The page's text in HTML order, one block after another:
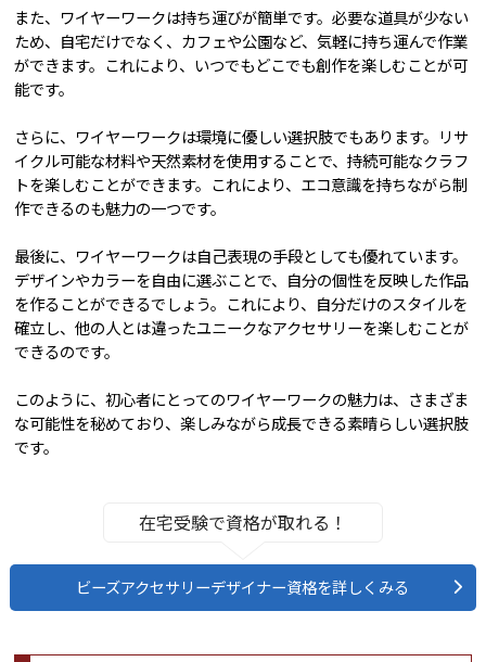
また、ワイヤーワークは持ち運びが簡単です。必要な道具が少ない
ため、自宅だけでなく、カフェや公園など、気軽に持ち運んで作業
ができます。これにより、いつでもどこでも創作を楽しむことが可
能です。
さらに、ワイヤーワークは環境に優しい選択肢でもあります。リサ
イクル可能な材料や天然素材を使用することで、持続可能なクラフ
トを楽しむことができます。これにより、エコ意識を持ちながら制
作できるのも魅力の一つです。
最後に、ワイヤーワークは自己表現の手段としても優れています。
デザインやカラーを自由に選ぶことで、自分の個性を反映した作品
を作ることができるでしょう。これにより、自分だけのスタイルを
確立し、他の人とは違ったユニークなアクセサリーを楽しむことが
できるのです。
このように、初心者にとってのワイヤーワークの魅力は、さまざま
な可能性を秘めており、楽しみながら成長できる素晴らしい選択肢
です。
在宅受験で資格が取れる！
ビーズアクセサリーデザイナー資格を詳しくみる